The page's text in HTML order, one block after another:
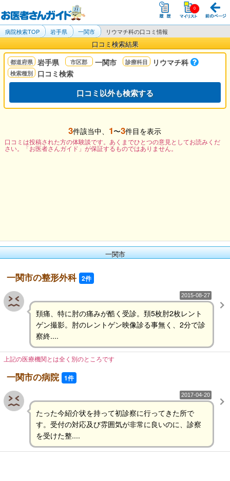
病院検索TOP 岩手県 一関市 リウマチ科の口コミ情報
口コミ検索結果
岩手県 一関市
リウマチ科
口コミ検索
口コミ以外も検索する
3件該当中、 1〜3件目を表示
口コミは投稿された方の体験談です。あくまでひとつの意見としてお読みくだ
さい。「お医者さんガイド」が保証するものではありません。
一関市
一関市の整形外科 2件
2015-08-27
頚痛、特に肘の痛みが酷く受診。頚5枚肘2枚レント
ゲン撮影。肘のレントゲン映像診る事無く、2分で診
察終....
上記の医療機関とは全く別のところです
一関市の病院 1件
2017-04-20
たった今紹介状を持って初診察に行ってきた所で
す。受付の対応及び雰囲気が非常に良いのに、診察
を受けた整....